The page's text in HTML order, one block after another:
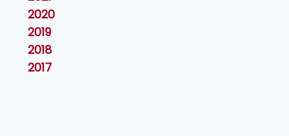
2020
2019
2018
2017